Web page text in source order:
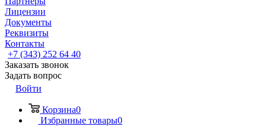
Лицензии
Документы
Реквизиты
Контакты
+7 (343) 252 64 40
Заказать звонок
Задать вопрос
Войти
Корзина0
Избранные товары0